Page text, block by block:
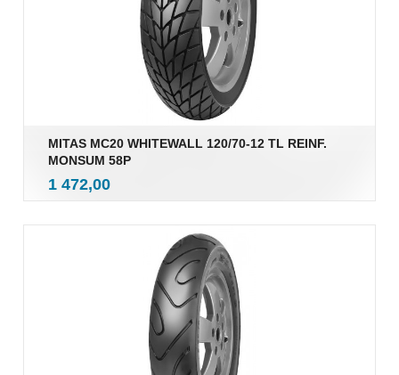
MITAS MC20 WHITEWALL 120/70-12 TL REINF.
MONSUM 58P
Pris
1 472,00mva.